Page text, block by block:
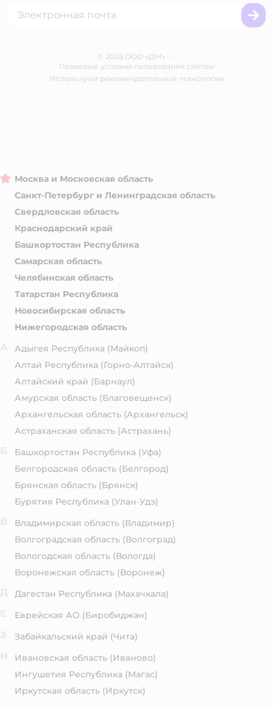
Блог
Корм для собак
© 2026 ООО «ДМ» •
Правовые условия пользования сайтом
Используем рекомендательные технологии
Москва и Московская область
Санкт-Петербург и Ленинградская область
Свердловская область
Краснодарский край
Башкортостан Республика
Самарская область
Челябинская область
Татарстан Республика
Новосибирская область
Нижегородская область
Адыгея Республика (Майкоп)
Алтай Республика (Горно-Алтайск)
Алтайский край (Барнаул)
Амурская область (Благовещенск)
Архангельская область (Архангельск)
Астраханская область (Астрахань)
Башкортостан Республика (Уфа)
Белгородская область (Белгород)
Брянская область (Брянск)
Бурятия Республика (Улан-Удэ)
Владимирская область (Владимир)
Волгоградская область (Волгоград)
Вологодская область (Вологда)
Воронежская область (Воронеж)
Дагестан Республика (Махачкала)
Еврейская АО (Биробиджан)
Забайкальский край (Чита)
Ивановская область (Иваново)
Ингушетия Республика (Магас)
Иркутская область (Иркутск)